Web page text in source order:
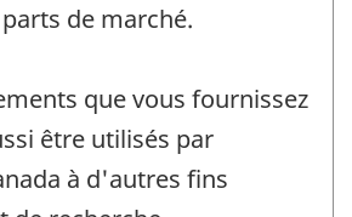
de marché.
que vous fournissez
être utilisés par
à d'autres fins